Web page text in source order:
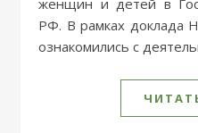
женщин и детей в
РФ. В рамках доклада
ознакомились с